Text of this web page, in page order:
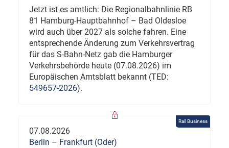
Jetzt ist es amtlich: Die Regionalbahnlinie RB
81 Hamburg-Hauptbahnhof – Bad Oldesloe
wird auch über 2027 als solche fahren. Eine
entsprechende Änderung zum Verkehrsvertrag
für das S-Bahn-Netz gab die Hamburger
Verkehrsbehörde heute (07.08.2026) im
Europäischen Amtsblatt bekannt (TED:
549657-2026).
Rail Business
07.08.2026
Berlin – Frankfurt (Oder)